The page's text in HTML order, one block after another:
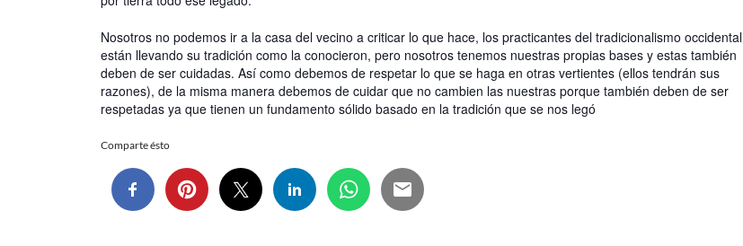
Nosotros no podemos ir a la casa del vecino a criticar lo que hace, los practicantes del tradicionalismo occidental
están llevando su tradición como la conocieron, pero nosotros tenemos nuestras propias bases y estas también
deben de ser cuidadas. Así como debemos de respetar lo que se haga en otras vertientes (ellos tendrán sus
razones), de la misma manera debemos de cuidar que no cambien las nuestras porque también deben de ser
respetadas ya que tienen un fundamento sólido basado en la tradición que se nos legó
Comparte ésto